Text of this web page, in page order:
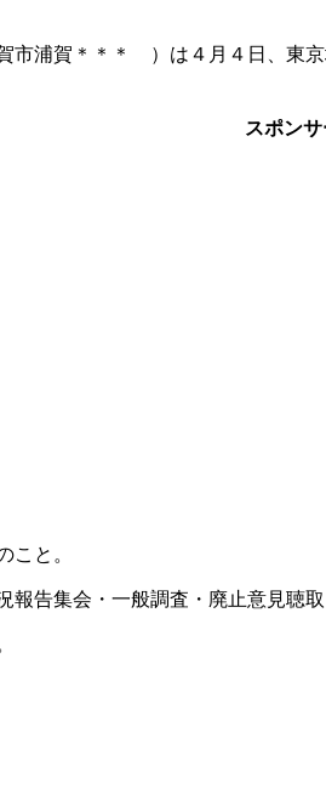
市浦賀＊＊＊ ）は４月４日、東
スポン
こと。
告集会・一般調査・廃止意見聴